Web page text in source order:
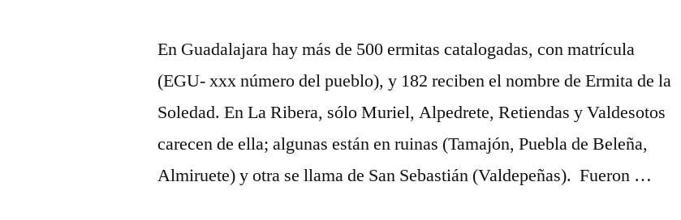
En Guadalajara hay más de 500 ermitas catalogadas, con matrícula
(EGU- xxx número del pueblo), y 182 reciben el nombre de Ermita de la
Soledad. En La Ribera, sólo Muriel, Alpedrete, Retiendas y Valdesotos
carecen de ella; algunas están en ruinas (Tamajón, Puebla de Beleña,
Almiruete) y otra se llama de San Sebastián (Valdepeñas). Fueron …